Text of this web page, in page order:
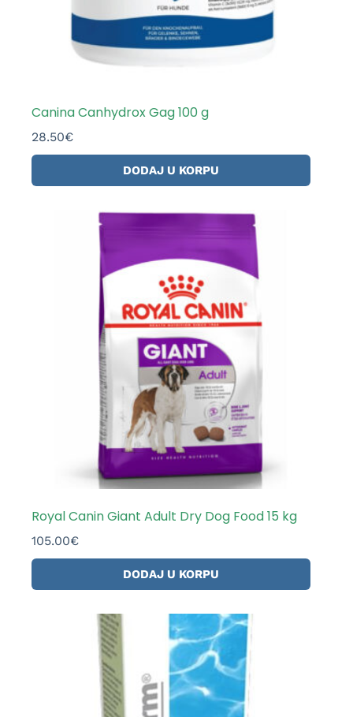
Canina Canhydrox Gag 100 g
28.50€
DODAJ U KORPU
Royal Canin Giant Adult Dry Dog Food 15 kg
105.00€
DODAJ U KORPU